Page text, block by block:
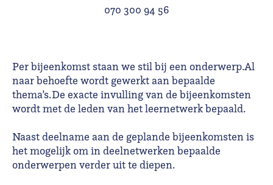
Per bijeenkomst staan we stil bij een onderwerp. Al
naar behoefte wordt gewerkt aan bepaalde
thema’s. De exacte invulling van de bijeenkomsten
wordt met de leden van het leernetwerk bepaald.
Naast deelname aan de geplande bijeenkomsten is
het mogelijk om in deelnetwerken bepaalde
onderwerpen verder uit te diepen.
070 300 94 56